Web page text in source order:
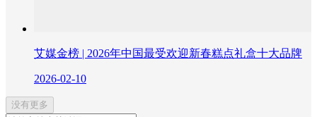
艾媒金榜 | 2026年中国最受欢迎新春糕点礼盒十大品牌
2026-02-10
没有更多